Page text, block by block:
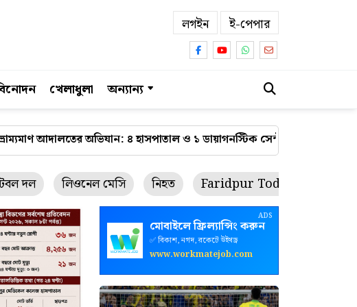
লগইন ই-পেপার
খেলাধুলা অন্যান্য
৪ হাসপাতাল ও ১ ডায়াগনস্টিক সেন্টার বন্ধ ফরিদপুরে শর্ট সার্কিটের
দল লিওনেল মেসি নিহত Faridpur Today
ADS
মোবাইলে ফ্রিল্যান্সিং করুন
✅ বিকাশ, নগদ, রকেটে উইথড্র
www.workmatejob.com